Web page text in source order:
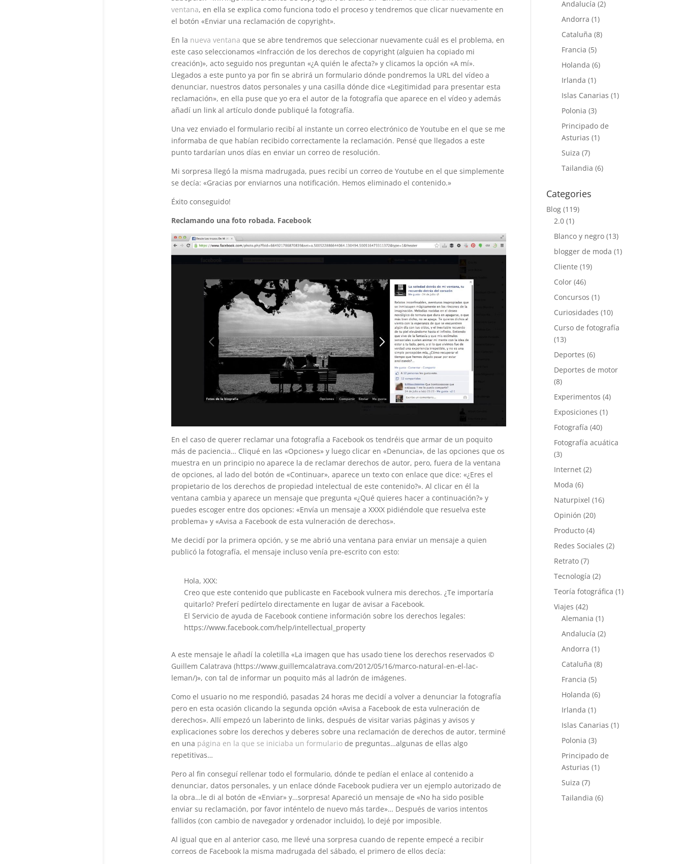
ventana, en ella se explica como funciona todo el proceso y tendremos que clicar nuevamente en
el botón «Enviar una reclamación de copyright».
En la nueva ventana que se abre tendremos que seleccionar nuevamente cuál es el problema, en
este caso seleccionamos «Infracción de los derechos de copyright (alguien ha copiado mi
creación)», acto seguido nos preguntan «¿A quién le afecta?» y clicamos la opción «A mí».
Llegados a este punto ya por fin se abrirá un formulario dónde pondremos la URL del vídeo a
denunciar, nuestros datos personales y una casilla dónde dice «Legitimidad para presentar esta
reclamación», en ella puse que yo era el autor de la fotografía que aparece en el vídeo y además
añadí un link al artículo donde publiqué la fotografía.
Una vez enviado el formulario recibí al instante un correo electrónico de Youtube en el que se me
informaba de que habían recibido correctamente la reclamación. Pensé que llegados a este
punto tardarían unos días en enviar un correo de resolución.
Mi sorpresa llegó la misma madrugada, pues recibí un correo de Youtube en el que simplemente
se decía: «Gracias por enviarnos una notificación. Hemos eliminado el contenido.»
Éxito conseguido!
Reclamando una foto robada. Facebook
En el caso de querer reclamar una fotografía a Facebook os tendréis que armar de un poquito
más de paciencia… Cliqué en las «Opciones» y luego clicar en «Denuncia», de las opciones que os
muestra en un principio no aparece la de reclamar derechos de autor, pero, fuera de la ventana
de opciones, al lado del botón de «Continuar», aparece un texto con enlace que dice: «¿Eres el
propietario de los derechos de propiedad intelectual de este contenido?». Al clicar en él la
ventana cambia y aparece un mensaje que pregunta «¿Qué quieres hacer a continuación?» y
puedes escoger entre dos opciones: «Envía un mensaje a XXXX pidiéndole que resuelva este
problema» y «Avisa a Facebook de esta vulneración de derechos».
Me decidí por la primera opción, y se me abrió una ventana para enviar un mensaje a quien
publicó la fotografía, el mensaje incluso venía pre-escrito con esto:
Hola, XXX:
Creo que este contenido que publicaste en Facebook vulnera mis derechos. ¿Te importaría
quitarlo? Preferí pedírtelo directamente en lugar de avisar a Facebook.
El Servicio de ayuda de Facebook contiene información sobre los derechos legales:
https://www.facebook.com/help/intellectual_property
A este mensaje le añadí la coletilla «La imagen que has usado tiene los derechos reservados ©
Guillem Calatrava (https://www.guillemcalatrava.com/2012/05/16/marco-natural-en-el-lac-
leman/)», con tal de informar un poquito más al ladrón de imágenes.
Como el usuario no me respondió, pasadas 24 horas me decidí a volver a denunciar la fotografía
pero en esta ocasión clicando la segunda opción «Avisa a Facebook de esta vulneración de
derechos». Allí empezó un laberinto de links, después de visitar varias páginas y avisos y
explicaciones sobre los derechos y deberes sobre una reclamación de derechos de autor, terminé
en una página en la que se iniciaba un formulariode preguntas…algunas de ellas algo
repetitivas…
Pero al fin conseguí rellenar todo el formulario, dónde te pedían el enlace al contenido a
denunciar, datos personales, y un enlace dónde Facebook pudiera ver un ejemplo autorizado de
la obra…le di al botón de «Enviar» y…sorpresa! Apareció un mensaje de «No ha sido posible
enviar su reclamación, por favor inténtelo de nuevo más tarde»… Después de varios intentos
fallidos (con cambio de navegador y ordenador incluido), lo dejé por imposible.
Al igual que en al anterior caso, me llevé una sorpresa cuando de repente empecé a recibir
correos de Facebook la misma madrugada del sábado, el primero de ellos decía:
Andalucía (2)
Andorra (1)
Cataluña (8)
Francia (5)
Holanda (6)
Irlanda (1)
Islas Canarias (1)
Polonia (3)
Principado de
Asturias (1)
Suiza (7)
Tailandia (6)
Categories
Blog (119)
2.0 (1)
Blanco y negro (13)
blogger de moda (1)
Cliente (19)
Color (46)
Concursos (1)
Curiosidades (10)
Curso de fotografía
(13)
Deportes (6)
Deportes de motor
(8)
Experimentos (4)
Exposiciones (1)
Fotografía (40)
Fotografía acuática
(3)
Internet (2)
Moda (6)
Naturpixel (16)
Opinión (20)
Producto (4)
Redes Sociales (2)
Retrato (7)
Tecnología (2)
Teoría fotográfica (1)
Viajes (42)
Alemania (1)
Andalucía (2)
Andorra (1)
Cataluña (8)
Francia (5)
Holanda (6)
Irlanda (1)
Islas Canarias (1)
Polonia (3)
Principado de
Asturias (1)
Suiza (7)
Tailandia (6)